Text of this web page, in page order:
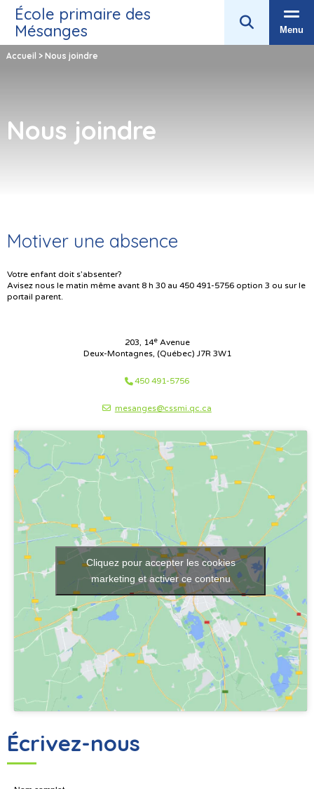
École primaire des
Mésanges
Menu
Accueil > Nous joindre
Nous joindre
Motiver une absence
Votre enfant doit s’absenter?
Avisez nous le matin même avant 8 h 30 au 450 491-5756 option 3 ou sur le
portail parent.
203, 14eAvenue
Deux-Montagnes, (Québec) J7R 3W1
450 491-5756
mesanges@cssmi.qc.ca
Cliquez pour accepter les cookies
marketing et activer ce contenu
Écrivez-nous